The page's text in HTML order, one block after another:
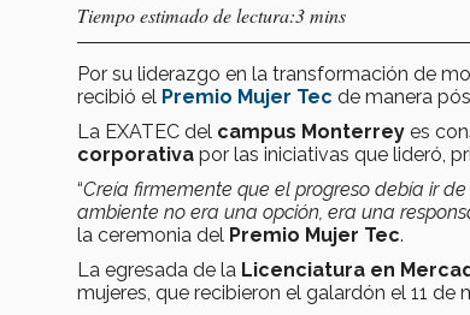
Tiempo estimado de lectura:3 mins
Por su liderazgo en la transformación de
recibió el Premio Mujer Tec de manera
La EXATEC del campus Monterrey es
corporativa por las iniciativas que lideró,
“Creía firmemente que el progreso debía ir
ambiente no era una opción, era una
la ceremonia del Premio Mujer Tec.
La egresada de la Licenciatura en
mujeres, que recibieron el galardón el 11